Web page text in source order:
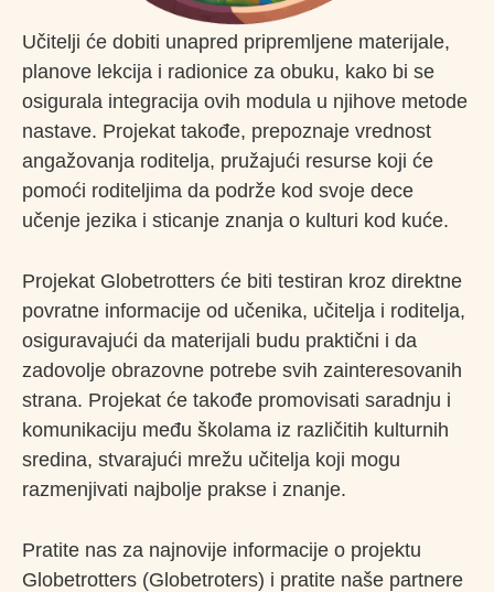
Učitelji će dobiti unapred pripremljene materijale,
planove lekcija i radionice za obuku, kako bi se
osigurala integracija ovih modula u njihove metode
nastave. Projekat takođe, prepoznaje vrednost
angažovanja roditelja, pružajući resurse koji će
pomoći roditeljima da podrže kod svoje dece
učenje jezika i sticanje znanja o kulturi kod kuće.
Projekat Globetrotters će biti testiran kroz direktne
povratne informacije od učenika, učitelja i roditelja,
osiguravajući da materijali budu praktični i da
zadovolje obrazovne potrebe svih zainteresovanih
strana. Projekat će takođe promovisati saradnju i
komunikaciju među školama iz različitih kulturnih
sredina, stvarajući mrežu učitelja koji mogu
razmenjivati najbolje prakse i znanje.
Pratite nas za najnovije informacije o projektu
Globetrotters (Globetroters) i pratite naše partnere